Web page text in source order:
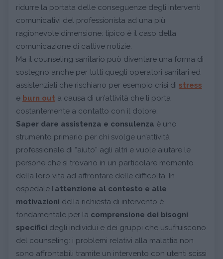
ridurre la portata delle conseguenze degli interventi
comunicativi del professionista ad una più
ragionevole dimensione: tipico è il caso della
comunicazione di cattive notizie.
Ma il counseling sanitario può diventare una forma di
sostegno anche per tutti quegli operatori sanitari ed
assistenziali che rischiano per esempio crisi di stress
e burn out a causa di un’attività che li porta
costantemente a contatto con il dolore.
Saper dare assistenza e consulenza è uno
strumento primario per chi svolge un’attività
professionale di “aiuto” agli altri e vuole aiutare le
persone che si trovano in un particolare momento
della loro vita ad affrontare delle difficoltà. In
ospedale l’attenzione al contesto e alle
motivazioni della richiesta di intervento è
fondamentale per la comprensione dei bisogni
specifici degli individui e dei gruppi che usufruiscono
del counseling: i problemi relativi alla malattia non
sono affrontabili tramite un intervento con utenti scissi